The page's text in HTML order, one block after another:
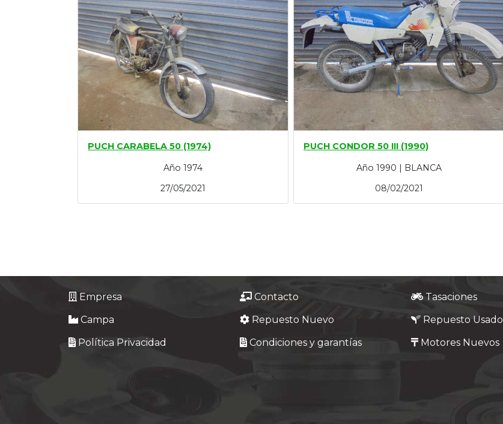
PUCH CARABELA 50 (1974)
Año 1974
27/05/2021
PUCH CONDOR 50 III (1990)
Año 1990 | BLANCA
08/02/2021
Empresa Contacto Tasaciones
Campa
Repuesto Nuevo Repuesto Usado
Política Privacidad
Condiciones y garantías Motores Nuevos